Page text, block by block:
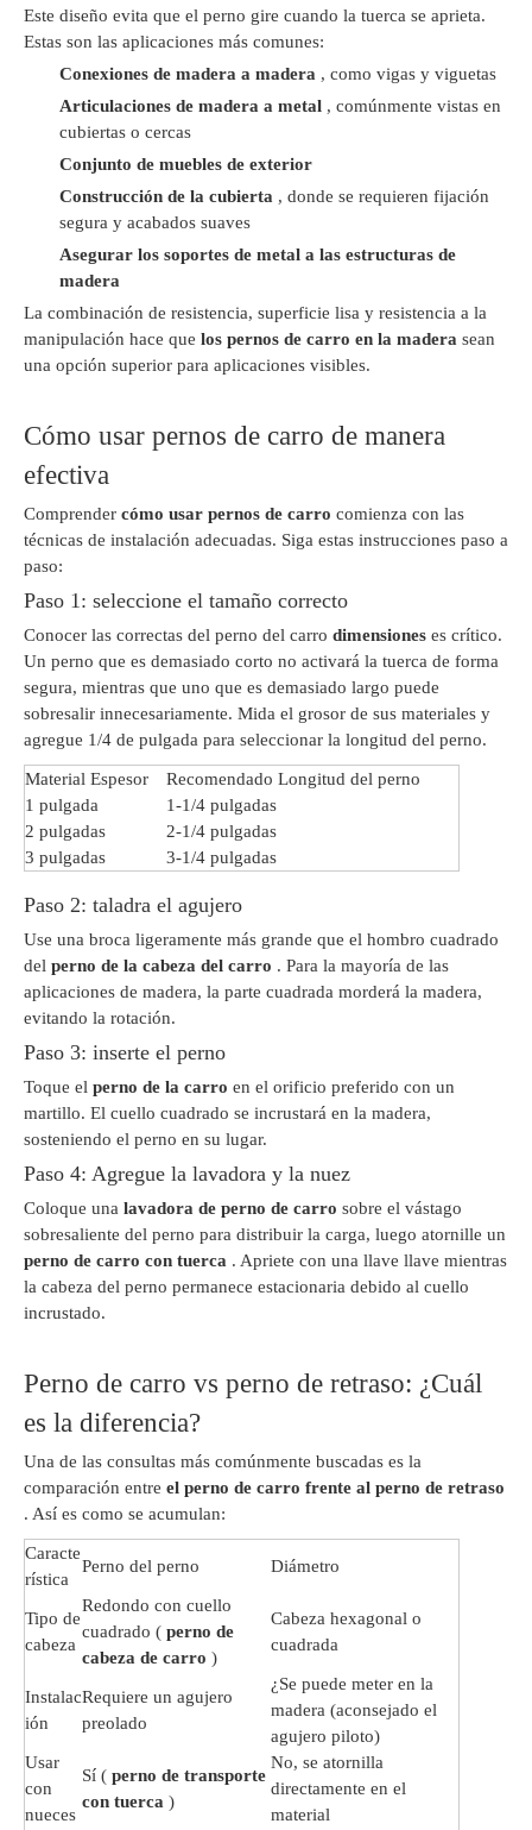
Este diseño evita que el perno gire cuando la tuerca se aprieta.
Estas son las aplicaciones más comunes:
Conexiones de madera a madera , como vigas y viguetas
Articulaciones de madera a metal , comúnmente vistas en
cubiertas o cercas
Conjunto de muebles de exterior
Construcción de la cubierta , donde se requieren fijación
segura y acabados suaves
Asegurar los soportes de metal a las estructuras de
madera
La combinación de resistencia, superficie lisa y resistencia a la
manipulación hace que los pernos de carro en la madera sean
una opción superior para aplicaciones visibles.
Cómo usar pernos de carro de manera
efectiva
Comprender cómo usar pernos de carro comienza con las
técnicas de instalación adecuadas. Siga estas instrucciones paso a
paso:
Paso 1: seleccione el tamaño correcto
Conocer las correctas del perno del carro dimensiones es crítico.
Un perno que es demasiado corto no activará la tuerca de forma
segura, mientras que uno que es demasiado largo puede
sobresalir innecesariamente. Mida el grosor de sus materiales y
agregue 1/4 de pulgada para seleccionar la longitud del perno.
Material Espesor
Recomendado Longitud del perno
1 pulgada
1-1/4 pulgadas
2 pulgadas
2-1/4 pulgadas
3 pulgadas
3-1/4 pulgadas
Paso 2: taladra el agujero
Use una broca ligeramente más grande que el hombro cuadrado
del perno de la cabeza del carro . Para la mayoría de las
aplicaciones de madera, la parte cuadrada morderá la madera,
evitando la rotación.
Paso 3: inserte el perno
Toque el perno de la carro en el orificio preferido con un
martillo. El cuello cuadrado se incrustará en la madera,
sosteniendo el perno en su lugar.
Paso 4: Agregue la lavadora y la nuez
Coloque una lavadora de perno de carro sobre el vástago
sobresaliente del perno para distribuir la carga, luego atornille un
perno de carro con tuerca . Apriete con una llave llave mientras
la cabeza del perno permanece estacionaria debido al cuello
incrustado.
Perno de carro vs perno de retraso: ¿Cuál
es la diferencia?
Una de las consultas más comúnmente buscadas es la
comparación entre el perno de carro frente al perno de retraso
. Así es como se acumulan:
Caracte
rística
Perno del perno Diámetro
Tipo de
cabeza
Redondo con cuello
cuadrado ( perno de
cabeza de carro )
Cabeza hexagonal o
cuadrada
Instalac
ión
Requiere un agujero
preolado
¿Se puede meter en la
madera (aconsejado el
agujero piloto)
Usar
con
nueces
Sí ( perno de transporte
con tuerca )
No, se atornilla
directamente en el
material